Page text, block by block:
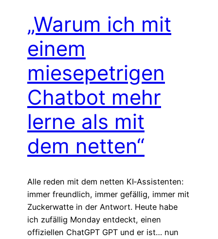
„Warum ich mit
einem
miesepetrigen
Chatbot mehr
lerne als mit
dem netten“
Alle reden mit dem netten KI‑Assistenten:
immer freundlich, immer gefällig, immer mit
Zuckerwatte in der Antwort. Heute habe
ich zufällig Monday entdeckt, einen
offiziellen ChatGPT GPT und er ist… nun